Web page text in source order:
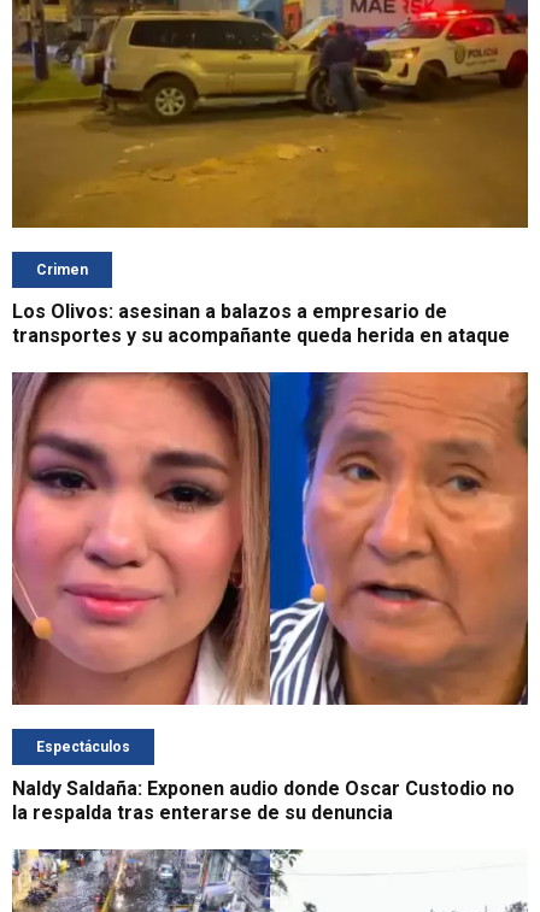
Crimen
Los Olivos: asesinan a balazos a empresario de
transportes y su acompañante queda herida en ataque
Espectáculos
Naldy Saldaña: Exponen audio donde Oscar Custodio no
la respalda tras enterarse de su denuncia